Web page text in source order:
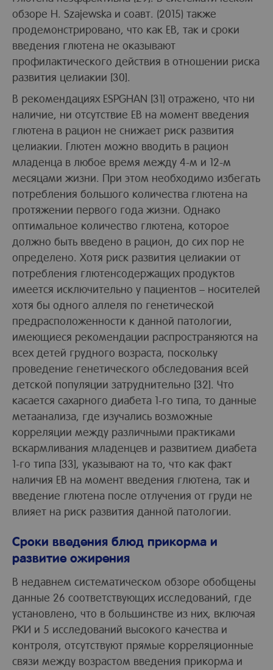
обзоре H. Szajewska и соавт. (2015) также
продемонстрировано, что как ЕВ, так и сроки
введения глютена не оказывают
профилактического действия в отношении риска
развития целиакии [30].
В рекомендациях ESPGHAN [31] отражено, что ни
наличие, ни отсутствие ЕВ на момент введения
глютена в рацион не снижает риск развития
целиакии. Глютен можно вводить в рацион
младенца в любое время между 4-м и 12-м
месяцами жизни. При этом необходимо избегать
потребления большого количества глютена на
протяжении первого года жизни. Однако
оптимальное количество глютена, которое
должно быть введено в рацион, до сих пор не
определено. Хотя риск развития целиакии от
потребления глютенсодержащих продуктов
имеется исключительно у пациентов – носителей
хотя бы одного аллеля по генетической
предрасположенности к данной патологии,
имеющиеся рекомендации распространяются на
всех детей грудного возраста, поскольку
проведение генетического обследования всей
детской популяции затруднительно [32]. Что
касается сахарного диабета 1-го типа, то данные
метаанализа, где изучались возможные
корреляции между различными практиками
вскармливания младенцев и развитием диабета
1-го типа [33], указывают на то, что как факт
наличия ЕВ на момент введения глютена, так и
введение глютена после отлучения от груди не
влияет на риск развития данной патологии.
Сроки введения блюд прикорма и
развитие ожирения
В недавнем систематическом обзоре обобщены
данные 26 соответствующих исследований, где
установлено, что в большинстве из них, включая
РКИ и 5 исследований высокого качества и
контроля, отсутствуют прямые корреляционные
связи между возрастом введения прикорма и